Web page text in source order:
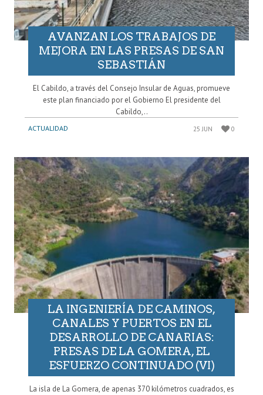
AVANZAN LOS TRABAJOS DE
MEJORA EN LAS PRESAS DE SAN
SEBASTIÁN
El Cabildo, a través del Consejo Insular de Aguas, promueve
este plan financiado por el Gobierno El presidente del
Cabildo,..
ACTUALIDAD 25 JUN 0
LA INGENIERÍA DE CAMINOS,
CANALES Y PUERTOS EN EL
DESARROLLO DE CANARIAS:
PRESAS DE LA GOMERA, EL
ESFUERZO CONTINUADO (VI)
La isla de La Gomera, de apenas 370 kilómetros cuadrados, es